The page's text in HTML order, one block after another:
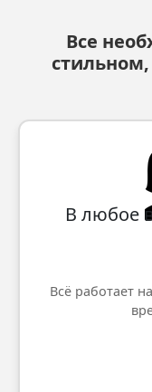
Все
В любое
Всё работает